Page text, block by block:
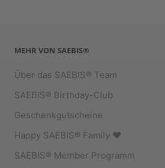
MEHR VON SAEBIS®
Über das SAEBIS® Team
SAEBIS® Birthday-Club
Geschenkgutscheine
Happy SAEBIS® Family ♥︎
SAEBIS® Member Programm